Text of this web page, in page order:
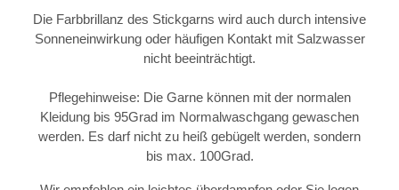
Die Farbbrillanz des Stickgarns wird auch durch intensive
Sonneneinwirkung oder häufigen Kontakt mit Salzwasser
nicht beeinträchtigt.
Pflegehinweise: Die Garne können mit der normalen
Kleidung bis 95Grad im Normalwaschgang gewaschen
werden. Es darf nicht zu heiß gebügelt werden, sondern
bis max. 100Grad.